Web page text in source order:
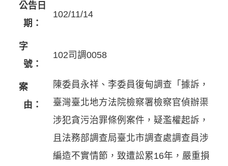
公告日
期：
102/11/14
字
號：
102司調0058
案
由：
陳委員永祥、李委員復甸調查「據訴，
臺灣臺北地方法院檢察署檢察官偵辦渠
涉犯貪污治罪條例案件，疑濫權起訴，
且法務部調查局臺北市調查處調查員涉
編造不實情節，致遭訟累16年，嚴重損